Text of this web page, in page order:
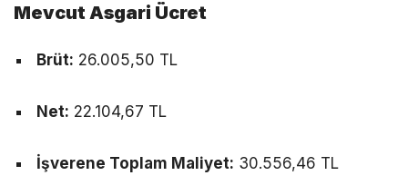
Mevcut Asgari Ücret
Brüt: 26.005,50 TL
Net: 22.104,67 TL
İşverene Toplam Maliyet: 30.556,46 TL